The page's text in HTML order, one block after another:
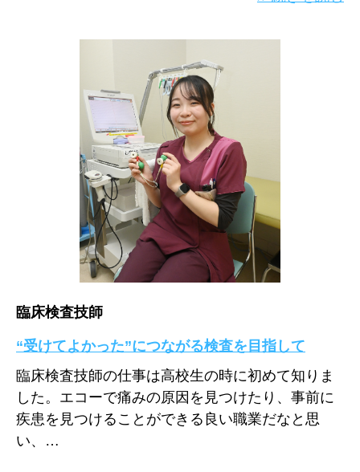
臨床検査技師
“受けてよかった”につながる検査を目指して
臨床検査技師の仕事は高校生の時に初めて知りま
した。エコーで痛みの原因を見つけたり、事前に
疾患を見つけることができる良い職業だなと思
い、…